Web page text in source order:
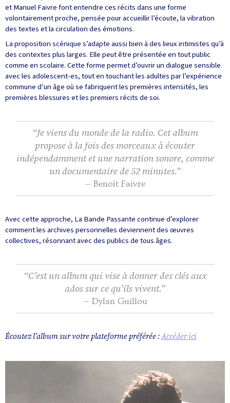
et Manuel Faivre font entendre ces récits dans une forme
volontairement proche, pensée pour accueillir l’écoute, la vibration
des textes et la circulation des émotions.
La proposition scénique s’adapte aussi bien à des lieux intimistes qu’à
des contextes plus larges. Elle peut être présentée en tout public
comme en scolaire. Cette forme permet d’ouvrir un dialogue sensible
avec les adolescent-es, tout en touchant les adultes par l’expérience
commune d’un âge où se fabriquent les premières intensités, les
premières blessures et les premiers récits de soi.
“Je viens du monde de la radio. Cet album
propose à la fois des morceaux à écouter
indépendamment et une narration sonore, comme
un documentaire de 52 minutes.”
— Benoît Faivre
Avec cette approche, La Bande Passante continue d’explorer
comment les archives personnelles deviennent des œuvres
collectives, résonnant avec des publics de tous âges.
“C’est un album qui vise à donner des clés aux
ados sur ce qu’ils vivent.”
— Dylan Guillou
Écoutez l’album sur votre plateforme préférée :Accéder ici